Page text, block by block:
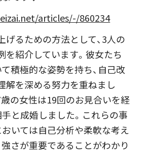
articles/-/860234
げるための方法として、3人の
を紹介しています。彼女たち
て積極的な姿勢を持ち、自己改
解を深める努力を重ねまし
歳の女性は19回のお見合いを経
手と成婚しました。これらの事
おいては自己分析や柔軟な考え
強さが重要であることがわかり